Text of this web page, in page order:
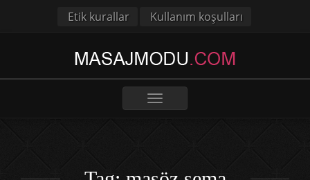
Etik kurallar Kullanım koşulları
Toggle